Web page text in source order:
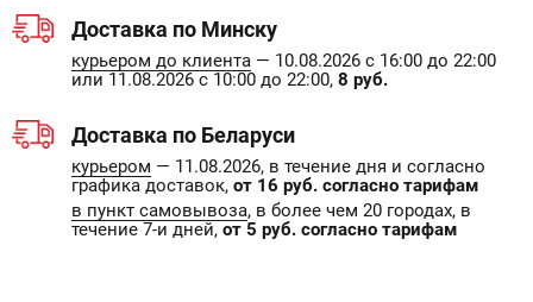
Доставка по Минску
курьером до клиента — 10.08.2026 с 16:00 до 22:00
или 11.08.2026 с 10:00 до 22:00, 8 руб.
Доставка по Беларуси
курьером — 11.08.2026, в течение дня и согласно
графика доставок, от 16 руб. согласно тарифам
в пункт самовывоза, в более чем 20 городах, в
течение 7-и дней, от 5 руб. согласно тарифам